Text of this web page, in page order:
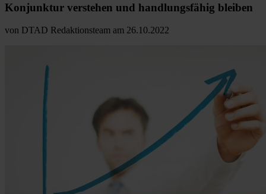
Konjunktur verstehen und handlungsfähig bleiben
von DTAD Redaktionsteam am 26.10.2022